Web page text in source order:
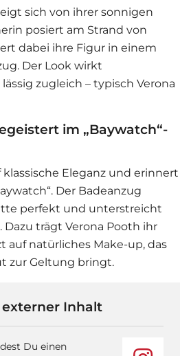
sich von ihrer sonnigen
posiert am Strand von
dabei ihre Figur in einem
Der Look wirkt
zugleich – typisch Verona
im „Baywatch“-
Eleganz und erinnert
Der Badeanzug
perfekt und unterstreicht
Dazu trägt Verona Pooth ihr
auf natürliches Make-up, das
zur Geltung bringt.
Inhalt
Du einen